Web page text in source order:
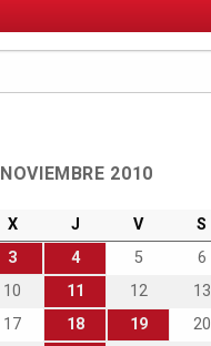
NOVIEMBRE 2010
X J V S
3 4 5 6
10 11 12 13
17 18 19 20